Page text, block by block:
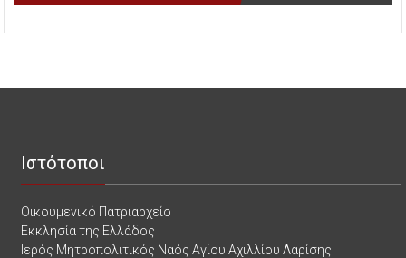
Ιστότοποι
Οικουμενικό Πατριαρχείο
Εκκλησία της Ελλάδος
Ιερός Μητροπολιτικός Ναός Αγίου Αχιλλίου Λαρίσης